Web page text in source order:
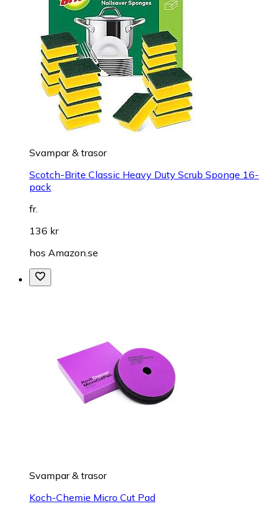
Svampar & trasor
Scotch-Brite Classic Heavy Duty Scrub Sponge 16-
pack
fr.
136 kr
hos Amazon.se
Svampar & trasor
Koch-Chemie Micro Cut Pad